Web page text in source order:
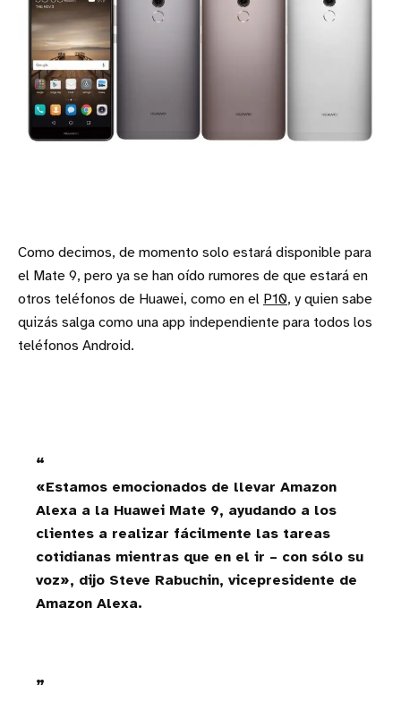
Como decimos, de momento solo estará disponible para
el Mate 9, pero ya se han oído rumores de que estará en
otros teléfonos de Huawei, como en el P10, y quien sabe
quizás salga como una app independiente para todos los
teléfonos Android.
«Estamos emocionados de llevar Amazon
Alexa a la Huawei Mate 9, ayudando a los
clientes a realizar fácilmente las tareas
cotidianas mientras que en el ir – con sólo su
voz», dijo Steve Rabuchin, vicepresidente de
Amazon Alexa.